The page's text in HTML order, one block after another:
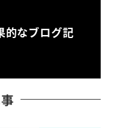
的なブログ記